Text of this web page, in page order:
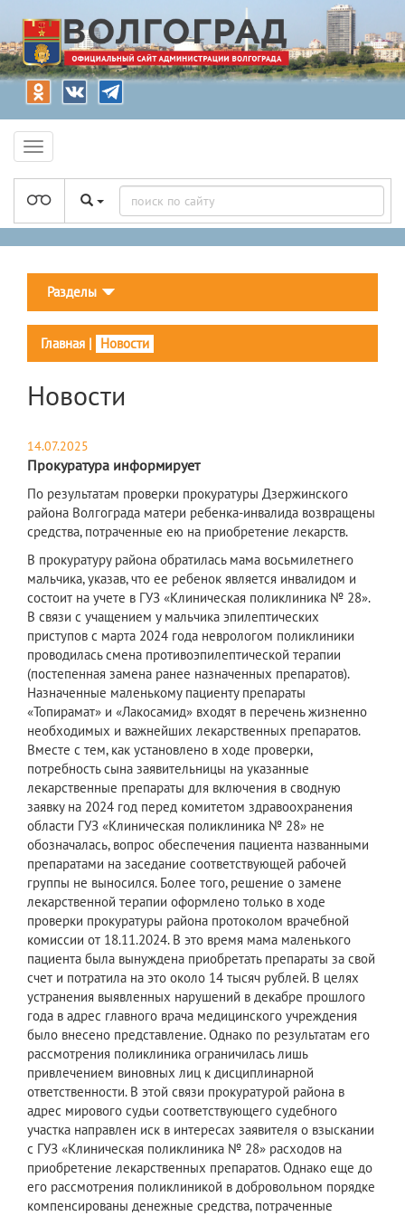
Разделы
Главная | Новости
Новости
14.07.2025
Прокуратура информирует
По результатам проверки прокуратуры Дзержинского
района Волгограда матери ребенка-инвалида возвращены
средства, потраченные ею на приобретение лекарств.
В прокуратуру района обратилась мама восьмилетнего
мальчика, указав, что ее ребенок является инвалидом и
состоит на учете в ГУЗ «Клиническая поликлиника № 28».
В связи с учащением у мальчика эпилептических
приступов с марта 2024 года неврологом поликлиники
проводилась смена противоэпилептической терапии
(постепенная замена ранее назначенных препаратов).
Назначенные маленькому пациенту препараты
«Топирамат» и «Лакосамид» входят в перечень жизненно
необходимых и важнейших лекарственных препаратов.
Вместе с тем, как установлено в ходе проверки,
потребность сына заявительницы на указанные
лекарственные препараты для включения в сводную
заявку на 2024 год перед комитетом здравоохранения
области ГУЗ «Клиническая поликлиника № 28» не
обозначалась, вопрос обеспечения пациента названными
препаратами на заседание соответствующей рабочей
группы не выносился. Более того, решение о замене
лекарственной терапии оформлено только в ходе
проверки прокуратуры района протоколом врачебной
комиссии от 18.11.2024. В это время мама маленького
пациента была вынуждена приобретать препараты за свой
счет и потратила на это около 14 тысяч рублей. В целях
устранения выявленных нарушений в декабре прошлого
года в адрес главного врача медицинского учреждения
было внесено представление. Однако по результатам его
рассмотрения поликлиника ограничилась лишь
привлечением виновных лиц к дисциплинарной
ответственности. В этой связи прокуратурой района в
адрес мирового судьи соответствующего судебного
участка направлен иск в интересах заявителя о взыскании
с ГУЗ «Клиническая поликлиника № 28» расходов на
приобретение лекарственных препаратов. Однако еще до
его рассмотрения поликлиникой в добровольном порядке
компенсированы денежные средства, потраченные